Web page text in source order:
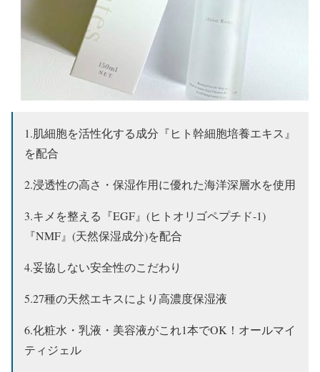
1.肌細胞を活性化する成分『ヒト幹細胞培養エキス』
を配合
2.浸透性の高さ・保湿作用に優れた海洋深層水を使用
3.キメを整える『EGF』(ヒトオリゴペプチド-1)
『NMF』(天然保湿成分)を配合
4.妥協しない安全性のこだわり
5.27種の天然エキスにより高濃度保湿液
6.化粧水・乳液・美容液がこれ1本でOK！オールマイ
ティジェル